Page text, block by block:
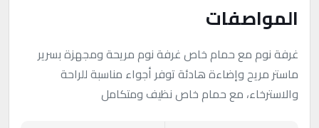
المواصفات
غرفة نوم مع حمام خاص غرفة نوم مريحة ومجهزة بسرير
ماستر مريح وإضاءة هادئة توفر أجواء مناسبة للراحة
والاسترخاء، مع حمام خاص نظيف ومتكامل